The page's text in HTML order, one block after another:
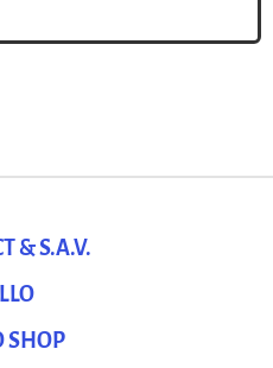
trouverez ci-
& S.A.V.
SHOP